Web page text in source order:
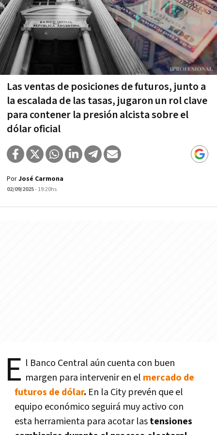
Las ventas de posiciones de futuros, junto a
la escalada de las tasas, jugaron un rol clave
para contener la presión alcista sobre el
dólar oficial
PorJosé Carmona
02/09/2025- 19:20hs
E l Banco Central aún cuenta con buen
margen para intervenir en el mercado de
futuros de dólar. En la City prevén que el
equipo económico seguirá muy activo con
esta herramienta para acotar lastensiones